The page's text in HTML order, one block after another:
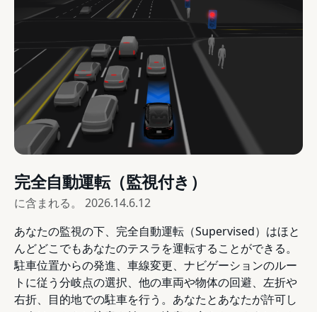
完全自動運転（監視付き）
に含まれる。 2026.14.6.12
あなたの監視の下、完全自動運転（Supervised）はほと
んどどこでもあなたのテスラを運転することができる。
駐車位置からの発進、車線変更、ナビゲーションのルー
トに従う分岐点の選択、他の車両や物体の回避、左折や
右折、目的地での駐車を行う。あなたとあなたが許可し